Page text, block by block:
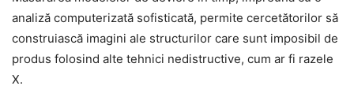
analiză computerizată sofisticată, permite cercetătorilor să
construiască imagini ale structurilor care sunt imposibil de
produs folosind alte tehnici nedistructive, cum ar fi razele
X.